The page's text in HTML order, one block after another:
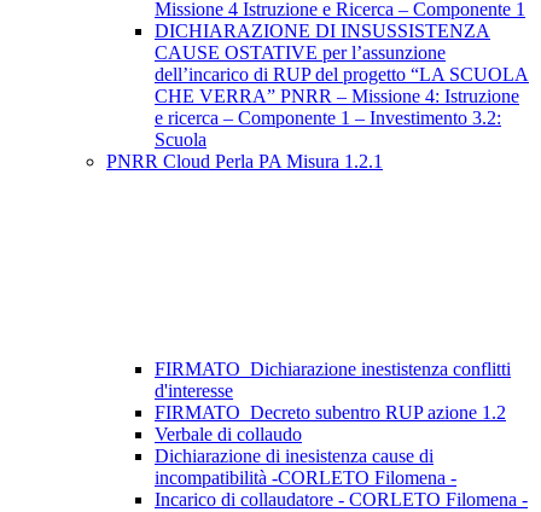
Missione 4 Istruzione e Ricerca – Componente 1
DICHIARAZIONE DI INSUSSISTENZA
CAUSE OSTATIVE per l’assunzione
dell’incarico di RUP del progetto “LA SCUOLA
CHE VERRA” PNRR – Missione 4: Istruzione
e ricerca – Componente 1 – Investimento 3.2:
Scuola
PNRR Cloud Perla PA Misura 1.2.1
FIRMATO_Dichiarazione inestistenza conflitti
d'interesse
FIRMATO_Decreto subentro RUP azione 1.2
Verbale di collaudo
Dichiarazione di inesistenza cause di
incompatibilità -CORLETO Filomena -
Incarico di collaudatore - CORLETO Filomena -